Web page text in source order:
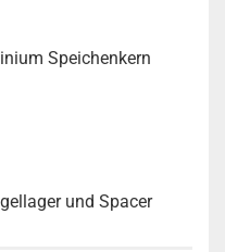
Speichenkern
und Spacer